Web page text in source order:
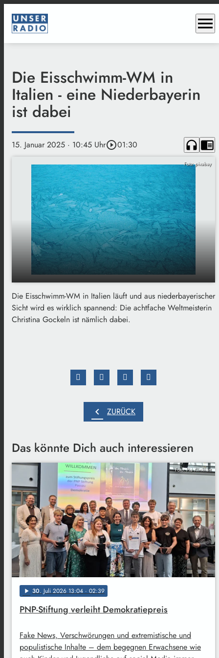
menu
Die Eisschwimm-WM in
Italien - eine Niederbayerin
ist dabei
15. Januar 2025 · 10:45 Uhrplay_circle_outline01:30 headphones chrome_reader_mode
Foto: pixabay
play_arrow Die Eisschwimm-WM in Italien - eine
Niederbayerin ist dabei
00:00
Die Eisschwimm-WM in Italien läuft und aus niederbayerischer
Sicht wird es wirklich spannend: Die achtfache Weltmeisterin
Christina Gockeln ist nämlich dabei.
chevron_left ZURÜCK
Das könnte Dich auch interessieren
Foto: Pia Klinkhart
play_arrow 30. Juli 2026 13:04 · 02:39
PNP-Stiftung verleiht Demokratiepreis
Fake News, Verschwörungen und extremistische und
populistische Inhalte – dem begegnen Erwachsene wie